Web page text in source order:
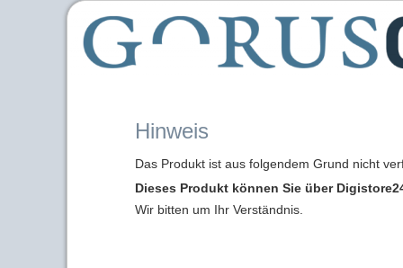
Hinweis
Das Produkt ist aus folgendem Grund nicht
Dieses Produkt können Sie über
Wir bitten um Ihr Verständnis.